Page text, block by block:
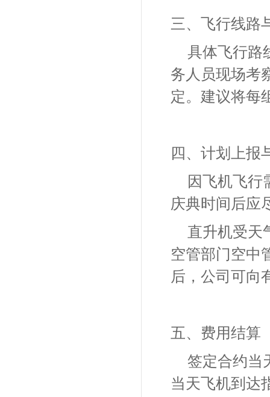
三、飞行线路
具体飞行路
务人员现场考
定。建议将每
四、计划上报
因飞机飞行
庆典时间后应
直升机受天
空管部门空中
后，公司可向
五、费用结算
签定合约当
当天飞机到达